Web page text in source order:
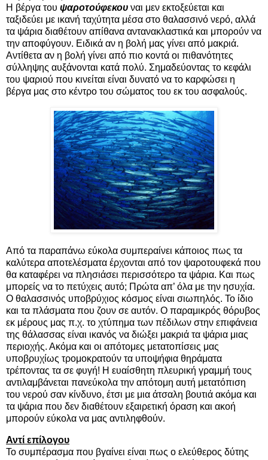
Η βέργα του ψαροτούφεκου ναι μεν εκτοξεύεται και
ταξιδεύει με ικανή ταχύτητα μέσα στο θαλασσινό νερό, αλλά
τα ψάρια διαθέτουν απίθανα αντανακλαστικά και μπορούν να
την αποφύγουν. Ειδικά αν η βολή μας γίνει από μακριά.
Αντίθετα αν η βολή γίνει από πιο κοντά οι πιθανότητες
σύλληψης αυξάνονται κατά πολύ. Σημαδεύοντας το κεφάλι
του ψαριού που κινείται είναι δυνατό να το καρφώσει η
βέργα μας στο κέντρο του σώματος του εκ του ασφαλούς.
Από τα παραπάνω εύκολα συμπεραίνει κάποιος πως τα
καλύτερα αποτελέσματα έρχονται από τον ψαροτουφεκά που
θα καταφέρει να πλησιάσει περισσότερο τα ψάρια. Και πως
μπορείς να το πετύχεις αυτό; Πρώτα απ’ όλα με την ησυχία.
Ο θαλασσινός υποβρύχιος κόσμος είναι σιωπηλός. Το ίδιο
και τα πλάσματα που ζουν σε αυτόν. Ο παραμικρός θόρυβος
εκ μέρους μας π.χ. το χτύπημα των πέδιλων στην επιφάνεια
της θάλασσας είναι ικανός να διώξει μακριά τα ψάρια μιας
περιοχής. Ακόμα και οι απότομες μετατοπίσεις μας
υποβρυχίως τρομοκρατούν τα υποψήφια θηράματα
τρέποντας τα σε φυγή! Η ευαίσθητη πλευρική γραμμή τους
αντιλαμβάνεται πανεύκολα την απότομη αυτή μετατόπιση
του νερού σαν κίνδυνο, έτσι με μια άτσαλη βουτιά ακόμα και
τα ψάρια που δεν διαθέτουν εξαιρετική όραση και ακοή
μπορούν εύκολα να μας αντιληφθούν.
Αντί επίλογου
Το συμπέρασμα που βγαίνει είναι πως ο ελεύθερος δύτης